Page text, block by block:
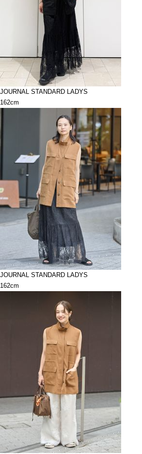
JOURNAL STANDARD LADYS
162cm
JOURNAL STANDARD LADYS
162cm